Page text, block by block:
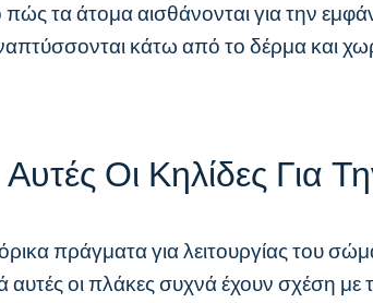
τα άτομα αισθάνονται για την
κάτω από το δέρμα και
Οι Κηλίδες Για
πράγματα για λειτουργίας του
οι πλάκες συχνά έχουν σχέση με